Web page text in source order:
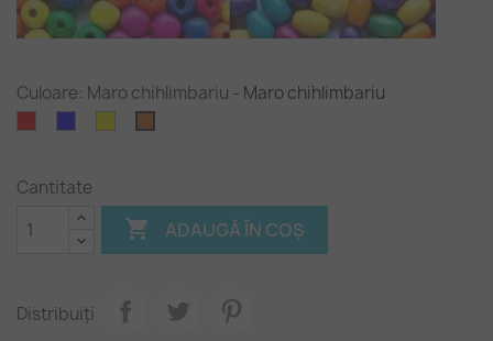
Culoare: Maro chihlimbariu - Maro chihlimbariu
Cantitate
 ADAUGĂ ÎN COȘ
Distribuiți